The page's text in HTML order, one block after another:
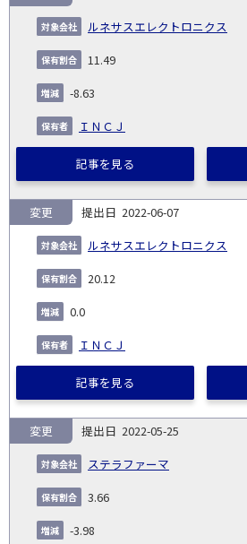
ルネサスエレクトロニクス
11.49
-8.63
ＩＮＣＪ
記事を見る
2022-06-07
ルネサスエレクトロニクス
変更
20.12
0.0
ＩＮＣＪ
記事を見る
2022-05-25
ステラファーマ
変更
3.66
-3.98